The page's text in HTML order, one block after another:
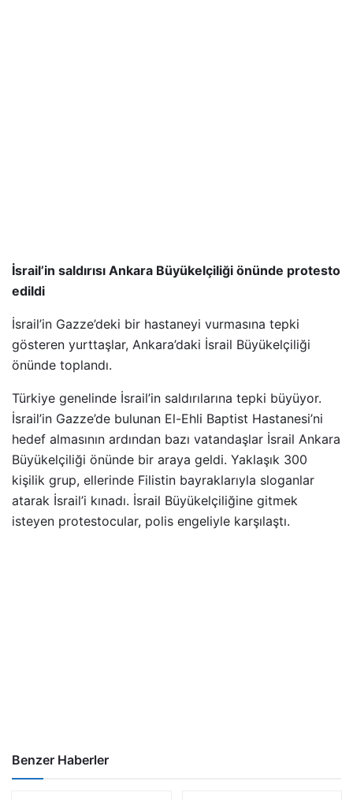
İsrail’in saldırısı Ankara Büyükelçiliği önünde protesto
edildi
İsrail’in Gazze’deki bir hastaneyi vurmasına tepki
gösteren yurttaşlar, Ankara’daki İsrail Büyükelçiliği
önünde toplandı.
Türkiye genelinde İsrail’in saldırılarına tepki büyüyor.
İsrail’in Gazze’de bulunan El-Ehli Baptist Hastanesi’ni
hedef almasının ardından bazı vatandaşlar İsrail Ankara
Büyükelçiliği önünde bir araya geldi. Yaklaşık 300
kişilik grup, ellerinde Filistin bayraklarıyla sloganlar
atarak İsrail’i kınadı. İsrail Büyükelçiliğine gitmek
isteyen protestocular, polis engeliyle karşılaştı.
Benzer Haberler